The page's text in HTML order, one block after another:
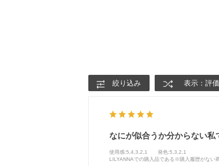
絞り込み 表示：評
なにが似合うか分からない私
使用感:5,4,3,2,1 発色:5,3,2,1
LILYANNAでの購入品である※購入履歴がない